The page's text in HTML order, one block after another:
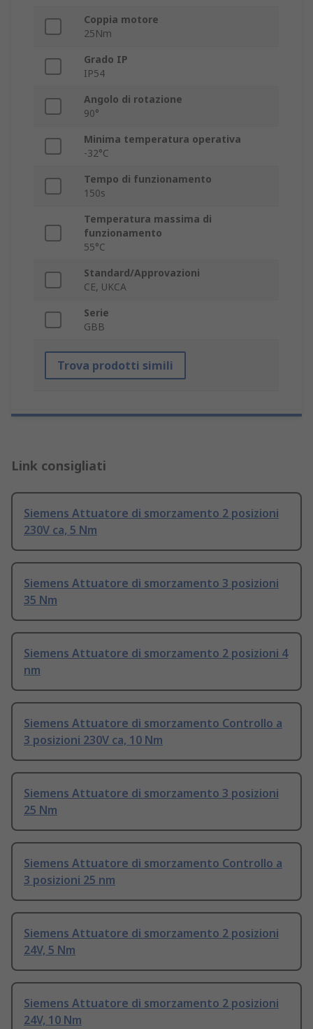
Coppia motore
25Nm
Grado IP
IP54
Angolo di rotazione
90°
Minima temperatura operativa
-32°C
Tempo di funzionamento
150s
Temperatura massima di
funzionamento
55°C
Standard/Approvazioni
CE, UKCA
Serie
GBB
Trova prodotti simili
Link consigliati
Siemens Attuatore di smorzamento 2 posizioni
230V ca, 5 Nm
Siemens Attuatore di smorzamento 3 posizioni
35 Nm
Siemens Attuatore di smorzamento 2 posizioni 4
nm
Siemens Attuatore di smorzamento Controllo a
3 posizioni 230V ca, 10 Nm
Siemens Attuatore di smorzamento 3 posizioni
25 Nm
Siemens Attuatore di smorzamento Controllo a
3 posizioni 25 nm
Siemens Attuatore di smorzamento 2 posizioni
24V, 5 Nm
Siemens Attuatore di smorzamento 2 posizioni
24V, 10 Nm